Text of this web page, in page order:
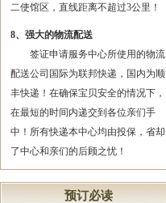
二使馆区，直线距离不超过3公里！
8、强大的物流配送
签证申请服务中心所使用的物流
配送公司国际为联邦快递，国内为顺
丰快递！在确保宝贝安全的情况下，
在最短的时间内递交到各位亲们手
中！所有快递本中心均由投保，省却
了中心和亲们的后顾之忧！
预订必读